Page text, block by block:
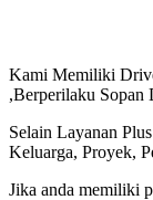
Kami Memiliki
,Berperilaku Sopan
Selain Layanan
Keluarga, Proyek,
Jika anda memiliki